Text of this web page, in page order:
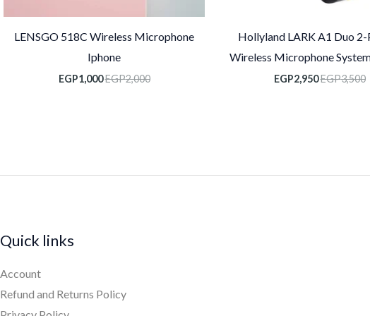
Hollyland LARK A1 Duo 2-
Wireless Microphone
EGP3,500
EGP2,950
LENSGO 518C Wireless Microphone
Iphone
EGP2,000
EGP1,000
Quick links
Account
Refund and Returns Policy